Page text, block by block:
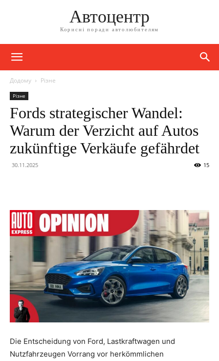
Автоцентр
Корисні поради автолюбителям
Додому Різне
Різне
Fords strategischer Wandel:
Warum der Verzicht auf Autos
zukünftige Verkäufe gefährdet
30.11.2025 15
Die Entscheidung von Ford, Lastkraftwagen und
Nutzfahrzeugen Vorrang vor herkömmlichen